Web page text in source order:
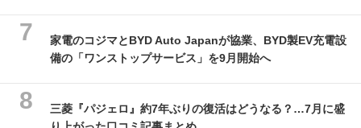
家電のコジマとBYD Auto Japanが協業、BYD製EV充電設
備の「ワンストップサービス」を9月開始へ
三菱『パジェロ』約7年ぶりの復活はどうなる？…7月に盛